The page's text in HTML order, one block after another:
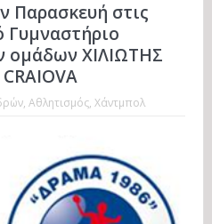
Παρασκευή στις
Γυμναστήριο
ομάδων ΧΙΛΙΩΤΗΣ
, Αθλητισμός, Χάντμπολ